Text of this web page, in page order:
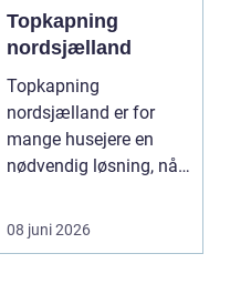
Topkapning
nordsjælland
Topkapning
nordsjælland er for
mange husejere en
nødvendig løsning, når
mørke, ut...
08 juni 2026